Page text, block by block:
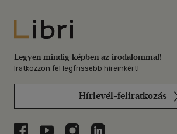
Libri
Legyen mindig képben az irodalommal!
Iratkozzon fel legfrissebb híreinkért!
Hírlevél-feliratkozás
Libri a Facebookon
Libri a Youtube-on
Libri az Instagramon
Libri a LinkedInen